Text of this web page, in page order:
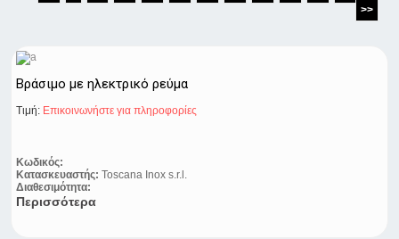
>>
Βράσιμο με ηλεκτρικό ρεύμα
Τιμή: Eπικοινωνήστε για πληροφορίες
Κωδικός:
Κατασκευαστής: Toscana Inox s.r.l.
Διαθεσιμότητα:
Περισσότερα